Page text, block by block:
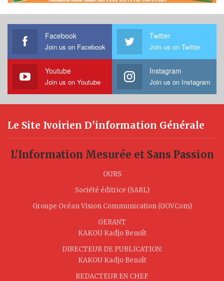
Facebook
Join us on Facebook
Twitter
Join us on Twitter
Youtube
Join us on Youtube
Instagram
Join us on Instagram
Le Site Ivoirien D’information Générale
L'Information Mesurée et Sans Passion
OURS
Société éditrice (SARL)
Groupe Océan Vision Communication (GOVCom)
GERANT
KAKOU Kadjo Benoît
DIRECTEUR DE PUBLICATION:
KAKOU Kadjo Benoît
REDACTEUR EN CHEF